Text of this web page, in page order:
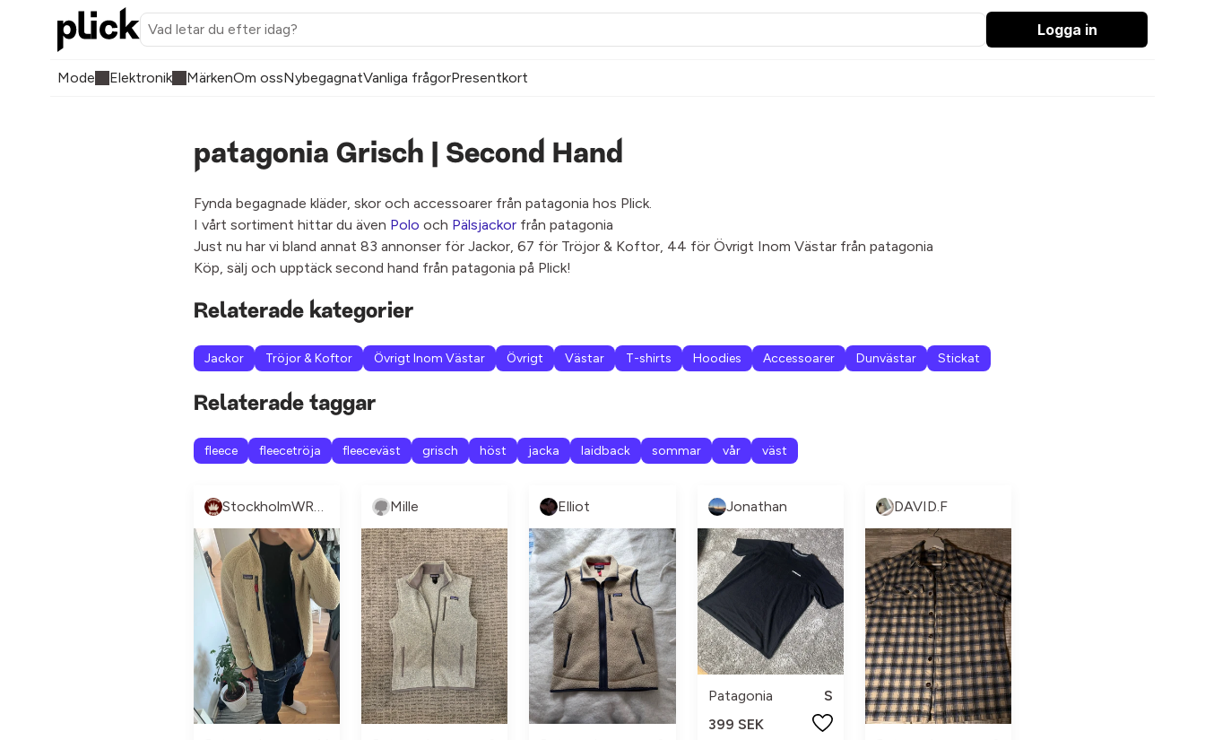
Logga in
Mode Elektronik MärkenOm ossNybegagnatVanliga frågorPresentkort
patagonia Grisch | Second Hand
Fynda begagnade kläder, skor och accessoarer från patagonia hos Plick.
I vårt sortiment hittar du även Polo och Pälsjackor från patagonia
Just nu har vi bland annat 83 annonser för Jackor, 67 för Tröjor & Koftor, 44 för Övrigt Inom Västar från patagonia
Köp, sälj och upptäck second hand från patagonia på Plick!
Relaterade kategorier
Jackor Tröjor & Koftor Övrigt Inom Västar Övrigt Västar T-shirts Hoodies Accessoarer Dunvästar Stickat
Relaterade taggar
fleece fleecetröja fleeceväst grisch höst jacka laidback sommar vår väst
StockholmWRDB Mille Elliot Jonathan
Patagonia
S
399 SEK
DAVID.F